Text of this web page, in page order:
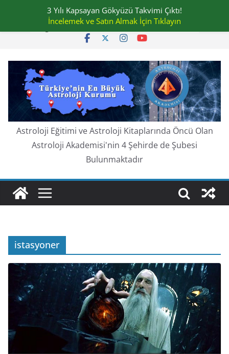
content
Cuma, Ağustos 7, 2026
Astroloji Eğitimi ve Astroloji Kitaplarında Öncü Olan
Astroloji Akademisi'nin 4 Şehirde de Şubesi
Bulunmaktadır
istasyoner
3 Yılı Kapsayan Gökyüzü Takvimi Çıktı!
İncelemek ve Satın Almak İçin Tıklayın